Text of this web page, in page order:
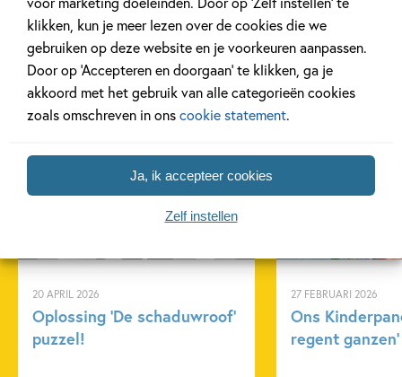
klikken, kun je meer lezen over de cookies die we
gebruiken op deze website en je voorkeuren aanpassen.
Door op ‘Accepteren en doorgaan’ te klikken, ga je
akkoord met het gebruik van alle categorieën cookies
zoals omschreven in onscookie statement.
Ja, ik accepteer cookies
Zelf instellen
Gerelateerde artikelen
20 APRIL 2026
Oplossing ‘De schaduwroof’
puzzel!
Achtergrond
27 FEBRUARI 2026
Ons
regent ganzen’